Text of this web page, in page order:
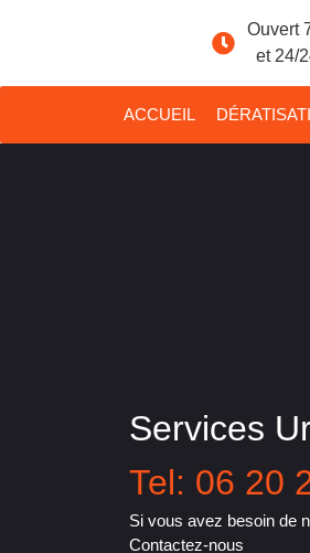
Ouvert
et 24/
ACCUEIL
Services
Tel: 06 20
Si vous avez besoin de
Contactez-nous